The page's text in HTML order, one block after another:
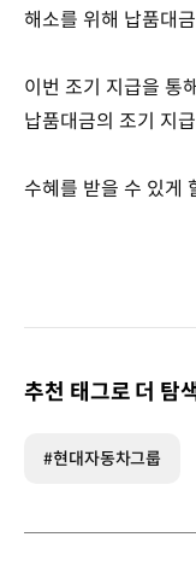
해소를 위해 납품대
이번 조기 지급을 통
납품대금의 조기 지
수혜를 받을 수 있게
추천 태그로 더 탐
#현대자동차그룹